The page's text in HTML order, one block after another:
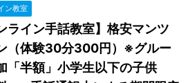
ン教室
ライン手話教室】格安マンツ
（体験30分300円）※グルー
「半額」小学生以下の子供